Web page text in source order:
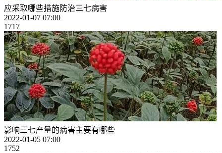
应采取哪些措施防治三七病害
2022-01-07 07:00
1717
影响三七产量的病害主要有哪些
2022-01-05 07:00
1752